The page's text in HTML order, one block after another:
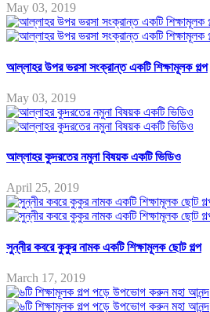
May 03, 2019
আল্লাহর উপর ভরসা সংক্রান্ত একটি শিক্ষামূলক গল্প
May 03, 2019
আল্লাহর কুদরতের নমুনা বিষয়ক একটি ভিডিও
April 25, 2019
সুন্নীর কবরে কুকুর নামক একটি শিক্ষামূলক ছোট গল্প
March 17, 2019